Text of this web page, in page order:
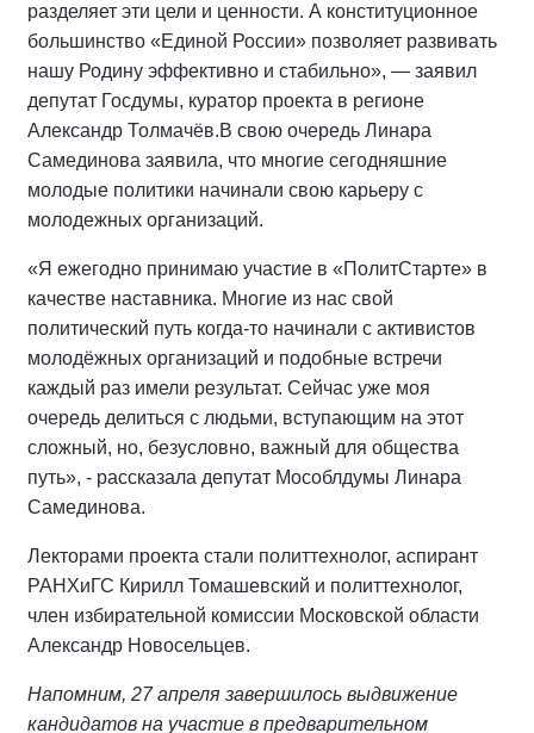
разделяет эти цели и ценности. А конституционное
большинство «Единой России» позволяет развивать
нашу Родину эффективно и стабильно», — заявил
депутат Госдумы, куратор проекта в регионе
Александр Толмачёв.В свою очередь Линара
Самединова заявила, что многие сегодняшние
молодые политики начинали свою карьеру с
молодежных организаций.
«Я ежегодно принимаю участие в «ПолитСтарте» в
качестве наставника. Многие из нас свой
политический путь когда-то начинали с активистов
молодёжных организаций и подобные встречи
каждый раз имели результат. Сейчас уже моя
очередь делиться с людьми, вступающим на этот
сложный, но, безусловно, важный для общества
путь», - рассказала депутат Мособлдумы Линара
Самединова.
Лекторами проекта стали политтехнолог, аспирант
РАНХиГС Кирилл Томашевский и политтехнолог,
член избирательной комиссии Московской области
Александр Новосельцев.
Напомним, 27 апреля завершилось выдвижение
кандидатов на участие в предварительном